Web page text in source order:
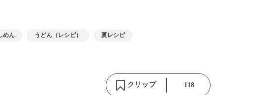
めん うどん（レシピ） 夏レシピ
クリップ 118